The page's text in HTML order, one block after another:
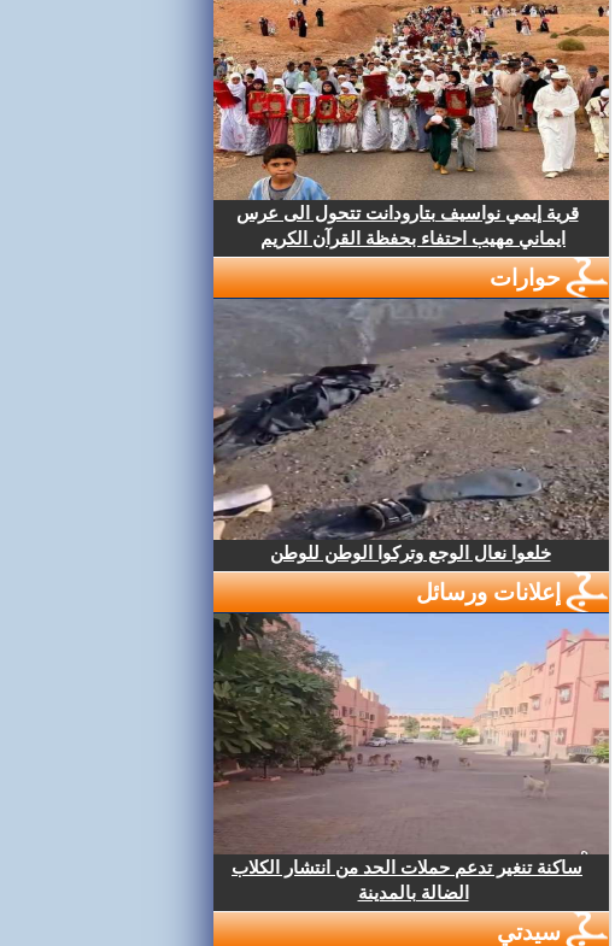
قرية إيمي نواسيف بتارودانت تتحول الى عرس
ايماني مهيب احتفاء بحفظة القرآن الكريم
حوارات
خلعوا نعال الوجع وتركوا الوطن للوطن
إعلانات ورسائل
ساكنة تنغير تدعم حملات الحد من انتشار الكلاب
الضالة بالمدينة
سيدتي